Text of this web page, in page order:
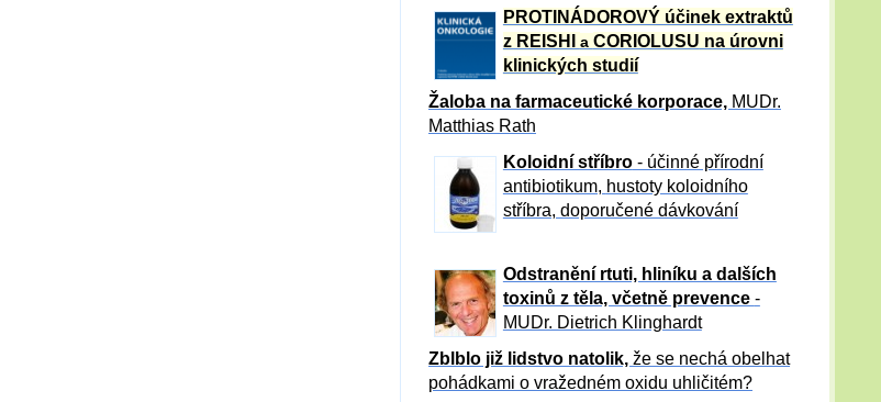
PROTINÁDOROVÝ účinek extraktů
z REISHI a CORIOLUSU na úrovni
klinických studií
Žaloba na farmaceutické korporace, MUDr.
Matthias Rath
Koloidní stříbro- účinné přírodní
antibiotikum, hustoty koloidního
stříbra, doporučené dávkování
Odstranění rtuti, hliníku a dalších
toxinů z těla, včetně prevence -
MUDr. Dietrich Klinghardt
Zblblo již lidstvo natolik, že se nechá obelhat
pohádkami o vražedném oxidu uhličitém?